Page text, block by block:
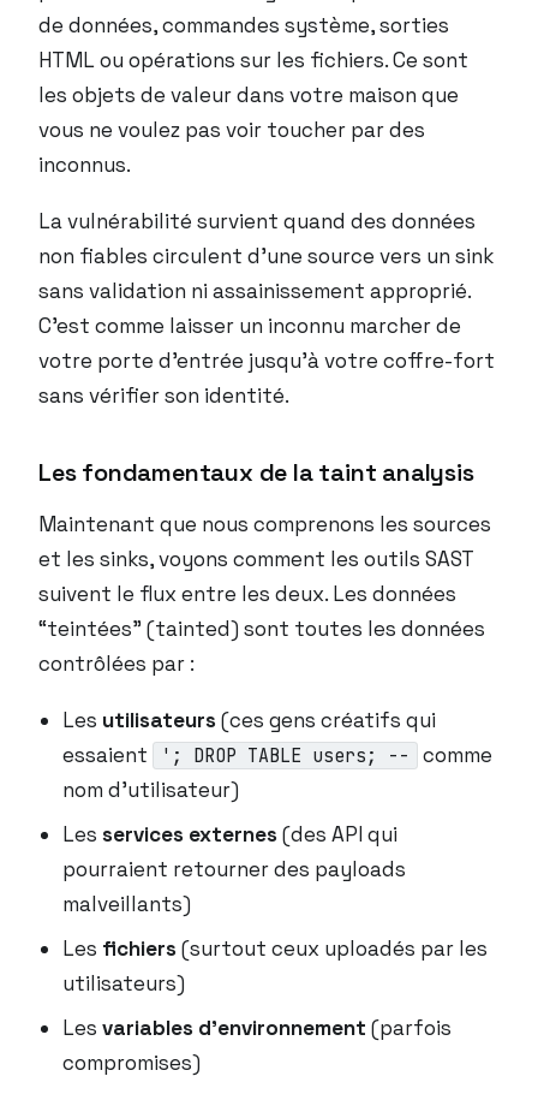
de données, commandes système, sorties
HTML ou opérations sur les fichiers. Ce sont
les objets de valeur dans votre maison que
vous ne voulez pas voir toucher par des
inconnus.
La vulnérabilité survient quand des données
non fiables circulent d’une source vers un sink
sans validation ni assainissement approprié.
C’est comme laisser un inconnu marcher de
votre porte d’entrée jusqu’à votre coffre-fort
sans vérifier son identité.
Les fondamentaux de la taint analysis
Maintenant que nous comprenons les sources
et les sinks, voyons comment les outils SAST
suivent le flux entre les deux. Les données
“teintées” (tainted) sont toutes les données
contrôlées par :
Les utilisateurs (ces gens créatifs qui
essaient
'; DROP TABLE users; --
comme
nom d’utilisateur)
Les services externes (des API qui
pourraient retourner des payloads
malveillants)
Les fichiers (surtout ceux uploadés par les
utilisateurs)
Les variables d’environnement (parfois
compromises)